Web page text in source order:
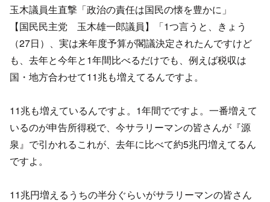
玉木議員生直撃「政治の責任は国民の懐を豊かに」
【国民民主党 玉木雄一郎議員】「1つ言うと、きょう
（27日）、実は来年度予算が閣議決定されたんですけど
も、去年と今年と1年間比べるだけでも、例えば税収は
国・地方合わせて11兆も増えてるんですよ。
11兆も増えているんですよ。1年間でですよ。一番増えて
いるのが申告所得税で、今サラリーマンの皆さんが『源
泉』で引かれるこれが、去年に比べて約5兆円増えてるん
ですよ。
11兆円増えるうちの半分ぐらいがサラリーマンの皆さん